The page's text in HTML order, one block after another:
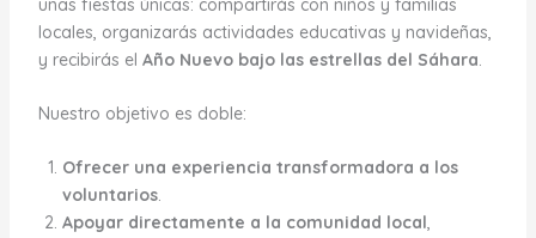
locales, organizarás actividades educativas y navideñas,
y recibirás el Año Nuevo bajo las estrellas del Sáhara
Nuestro objetivo es doble:
Ofrecer una experiencia transformadora a los
voluntarios.
Apoyar directamente a la comunidad local,